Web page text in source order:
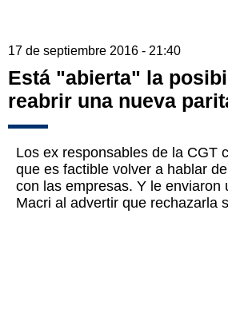
17 de septiembre 2016 - 21:40
Está "abierta" la
reabrir una nueva
Los ex responsables de la CGT
que es factible volver a hablar
con las empresas. Y le enviaron
Macri al advertir que rechazarla